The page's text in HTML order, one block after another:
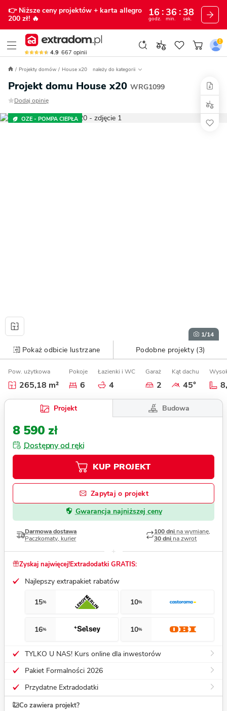
👉 Niższe ceny projektów + karta allegro
200 zł! 🔥
16
godz.
36
min.
37
sek.
4.9 667 opinii
Projekty domów House x20 należy do kategorii
Projekt domu House x20 WRG1099
Dodaj opinię
OZE - POMPA CIEPŁA
1/14
Pokaż odbicie lustrzane Podobne projekty (3)
Pow. użytkowa
265,18 m²
Pokoje
6
Łazienki i WC
4
Garaż
2
Kąt dachu
45°
Projekt Budowa
8 590 zł
Dostępny od ręki
KUP PROJEKT
Zapytaj o projekt
Gwarancja najniższej ceny
Darmowa dostawa
Paczkomaty, kurier
100 dni na wymianę,
30 dni na zwrot
Zyskaj najwięcej!Extradodatki GRATIS:
Najlepszy extrapakiet rabatów
15% 10%
16% 10%
TYLKO U NAS! Kurs online dla inwestorów
Pakiet Formalności 2026
Przydatne Extradodatki
Co zawiera projekt?